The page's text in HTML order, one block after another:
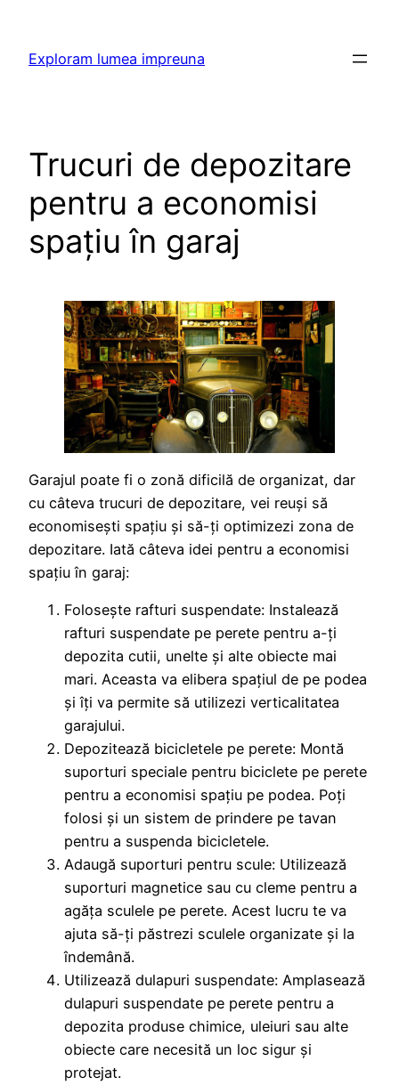
content
Exploram lumea impreuna
Trucuri de depozitare
pentru a economisi
spațiu în garaj
Garajul poate fi o zonă dificilă de organizat, dar
cu câteva trucuri de depozitare, vei reuși să
economisești spațiu și să-ți optimizezi zona de
depozitare. Iată câteva idei pentru a economisi
spațiu în garaj:
Folosește rafturi suspendate: Instalează
rafturi suspendate pe perete pentru a-ți
depozita cutii, unelte și alte obiecte mai
mari. Aceasta va elibera spațiul de pe podea
și îți va permite să utilizezi verticalitatea
garajului.
Depozitează bicicletele pe perete: Montă
suporturi speciale pentru biciclete pe perete
pentru a economisi spațiu pe podea. Poți
folosi și un sistem de prindere pe tavan
pentru a suspenda bicicletele.
Adaugă suporturi pentru scule: Utilizează
suporturi magnetice sau cu cleme pentru a
agăța sculele pe perete. Acest lucru te va
ajuta să-ți păstrezi sculele organizate și la
îndemână.
Utilizează dulapuri suspendate: Amplasează
dulapuri suspendate pe perete pentru a
depozita produse chimice, uleiuri sau alte
obiecte care necesită un loc sigur și
protejat.